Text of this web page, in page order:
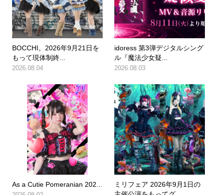
BOCCHI。2026年9月21日を
もって現体制終...
2026.08.04
idoress 第3弾デジタルシング
ル『魔法少女疑...
2026.08.03
As a Cutie Pomeranian 202...
ミリフェア 2026年9月1日の